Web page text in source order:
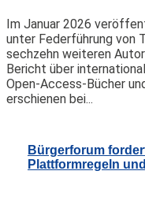
Im Januar 2026
unter Federführung von
sechzehn weiteren
Bericht über
Open-Access-Bücher
erschienen bei...
Bürgerforum
Plattformregeln